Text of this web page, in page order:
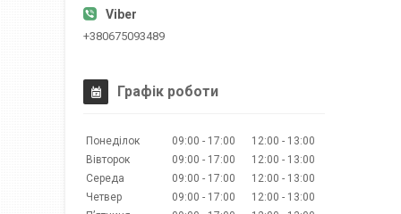
+380675093489
Графік роботи
Понеділок 09:00 17:00 12:00
13:00
Вівторок
09:00 17:00 12:00
13:00
Середа
09:00 17:00 12:00
13:00
Четвер
09:00 17:00 12:00
13:00